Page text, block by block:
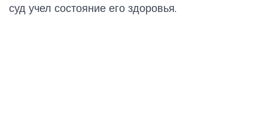
суд учел состояние его здоровья.